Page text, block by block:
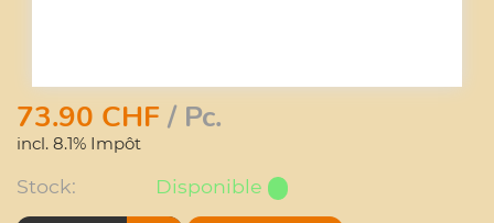
73.90 CHF/ Pc.
incl. 8.1% Impôt
Stock: Disponible